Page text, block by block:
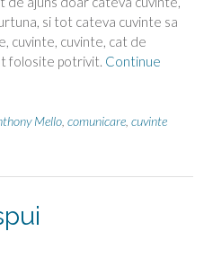
si tot cateva cuvinte sa
cuvinte, cuvinte, cat de
folosite potrivit. Continue
Mello comunicare cuvinte